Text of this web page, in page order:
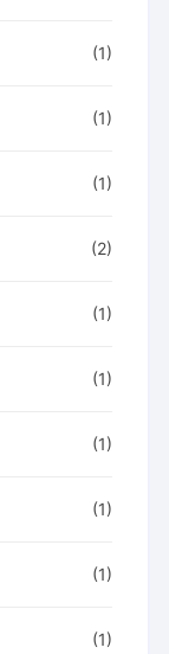
(1)
(1)
(1)
(2)
(1)
(1)
(1)
(1)
(1)
(1)